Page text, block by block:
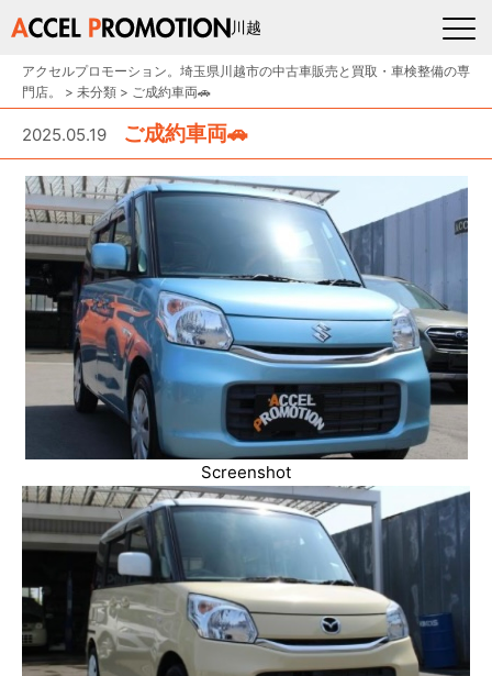
川越
アクセルプロモーション。埼玉県川越市の中古車販売と買取・車検整備の専
門店。
> 未分類 > ご成約車両🚗
2025.05.19 ご成約車両🚗
Screenshot